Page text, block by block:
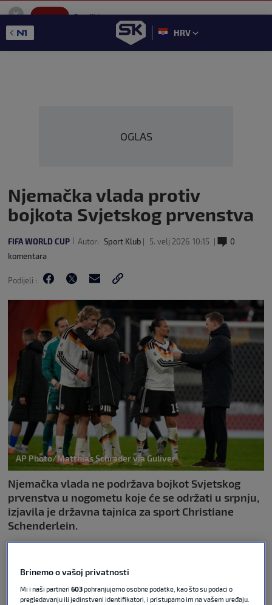
SportKlub
GET - On the Google Play
HRV
OGLAS
Njemačka vlada protiv
bojkota Svjetskog prvenstva
FIFA WORLD CUP Autor: Sport Klub 5. velj 2026 10:15
0
komentara
Podijeli :
AP Photo/Matthias Schrader via Guliver
Njemačka vlada ne podržava bojkot Svjetskog
prvenstva u nogometu koje će se održati u srpnju,
izjavila je državna tajnica za sport Christiane
Schenderlein.
bojkotu kažemo: to ne podržavamo“
Süddeutsche Zeitung.
Brinemo o vašoj privatnosti
Mi i naši partneri603pohranjujemo osobne podatke, kao što su podaci o
pregledavanju ili jedinstveni identifikatori, i pristupamo im na vašem uređaju.